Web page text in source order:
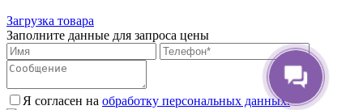
Загрузка товара
Заполните данные для запроса цены
Я согласен на обработку персональных данных.*